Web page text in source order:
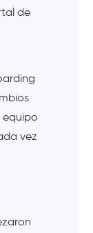
de
equipo
vez